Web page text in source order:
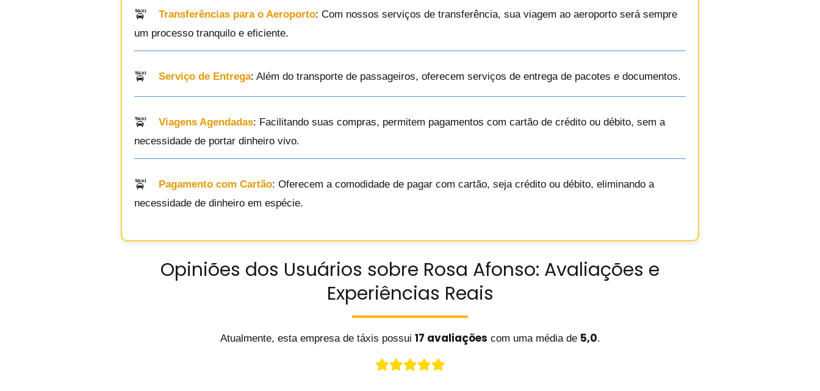
Transferências para o Aeroporto: Com nossos serviços de transferência, sua viagem ao aeroporto será sempre
um processo tranquilo e eficiente.
Serviço de Entrega: Além do transporte de passageiros, oferecem serviços de entrega de pacotes e documentos.
Viagens Agendadas: Facilitando suas compras, permitem pagamentos com cartão de crédito ou débito, sem a
necessidade de portar dinheiro vivo.
Pagamento com Cartão: Oferecem a comodidade de pagar com cartão, seja crédito ou débito, eliminando a
necessidade de dinheiro em espécie.
Opiniões dos Usuários sobre Rosa Afonso: Avaliações e
Experiências Reais
Atualmente, esta empresa de táxis possui 17 avaliações com uma média de 5,0.